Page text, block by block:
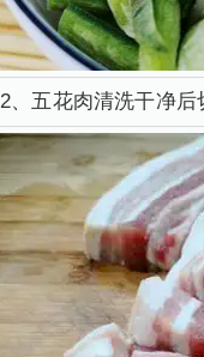
2、五花肉清洗干净后